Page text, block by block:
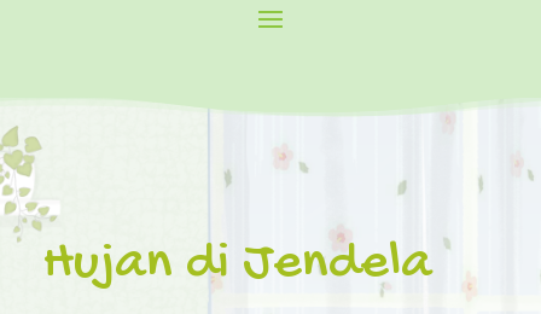
Hujan di Jendela